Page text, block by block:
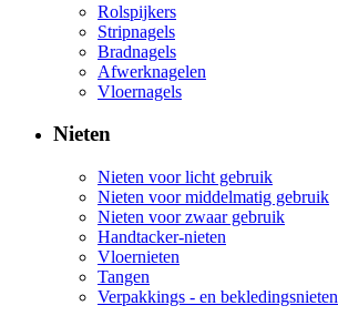
Rolspijkers
Stripnagels
Bradnagels
Afwerknagelen
Vloernagels
Nieten
Nieten voor licht gebruik
Nieten voor middelmatig gebruik
Nieten voor zwaar gebruik
Handtacker-nieten
Vloernieten
Tangen
Verpakkings - en bekledingsnieten